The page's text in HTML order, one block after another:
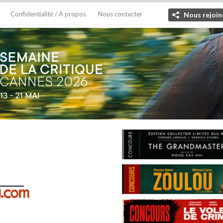
Confidentialité / A propos Nous contacter Nous